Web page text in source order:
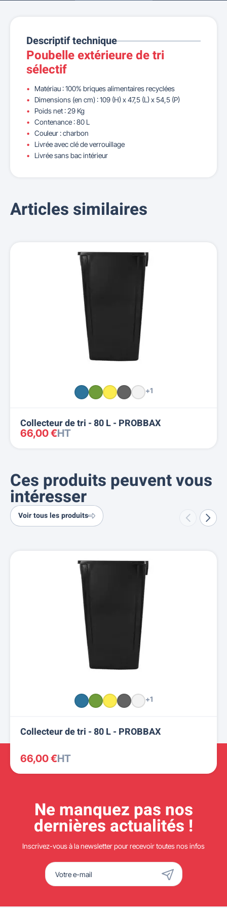
Descriptif technique
Poubelle extérieure de tri
sélectif
Matériau : 100% briques alimentaires recyclées
Dimensions (en cm) : 109 (H) x 47,5 (L) x 54,5 (P)
Poids net : 29 Kg
Contenance : 80 L
Couleur : charbon
Livrée avec clé de verrouillage
Livrée sans bac intérieur
Articles similaires
+1
Collecteur de tri - 80 L - PROBBAX
66,00 €HT
Ces produits peuvent vous
intéresser
Voir tous les produits
+1
Collecteur de tri - 80 L - PROBBAX
66,00 €HT
Ne manquez pas nos
dernières actualités !
Inscrivez-vous à la newsletter pour recevoir toutes nos infos